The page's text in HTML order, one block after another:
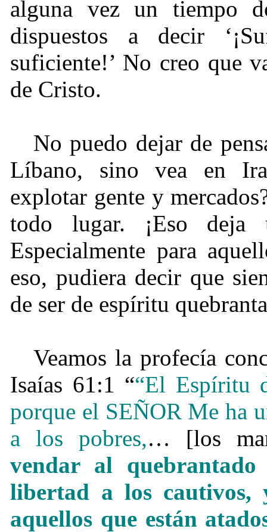
alguna vez un tiempo
dispuestos a decir
suficiente!’ No creo que
de Cristo.
No puedo dejar de
Líbano, sino vea en
explotar gente y
todo lugar. ¡Eso deja
Especialmente para
eso, pudiera decir que
de ser de espíritu
Veamos la profecía
Isaías 61:1 ““El Espíritu
porque el SEÑOR Me ha
a los pobres,… [los
vendar al
libertad a los
aquellos que están